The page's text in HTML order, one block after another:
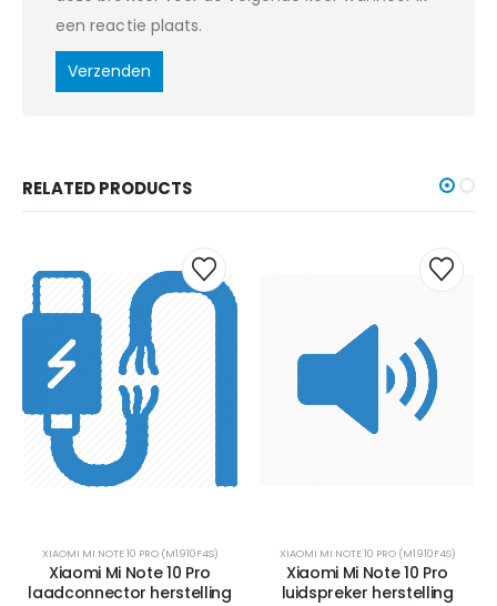
een reactie plaats.
RELATED PRODUCTS
XIAOMI MI NOTE 10 PRO (M1910F4S)
Xiaomi Mi Note 10 Pro
laadconnector herstelling
XIAOMI MI NOTE 10 PRO (M1910F4S)
Xiaomi Mi Note 10 Pro
luidspreker herstelling